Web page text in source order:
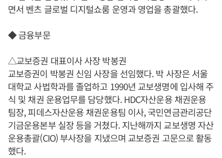
면서 벤츠 글로벌 디지털쇼룸 운영과 영업을 총괄했다.
◆ 금융부문
△교보증권 대표이사 사장 박봉권
교보증권이 박봉권 신임 사장을 선임했다. 박 사장은 서울
대학교 사법학과를 졸업하고 1990년 교보생명에 입사해 주
식 및 채권 운용업무를 담당했다. HDC자산운용 채권운용
팀장, 피데스자산운용 채권운용팀 이사, 국민연금관리공단
기금운용본부 실장 등을 거쳤다. 지난해까지 교보생명 자산
운용총괄(CIO) 부사장을 지냈으며 교보증권 고문으로 활동
했다.